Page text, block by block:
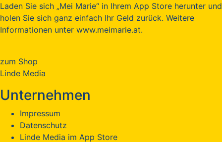
Laden Sie sich „Mei Marie“ in Ihrem App Store herunter und
holen Sie sich ganz einfach Ihr Geld zurück. Weitere
Informationen unter www.meimarie.at.
zum Shop
Linde Media
Unternehmen
Impressum
Datenschutz
Linde Media im App Store